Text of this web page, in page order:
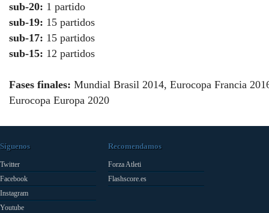
sub-20: 1 partido
sub-19: 15 partidos
sub-17: 15 partidos
sub-15: 12 partidos
Fases finales: Mundial Brasil 2014, Eurocopa Francia
Eurocopa Europa 2020
Síguenos
Twitter
Facebook
Instagram
Youtube
Recomendamos
Forza Atleti
Flashscore.es